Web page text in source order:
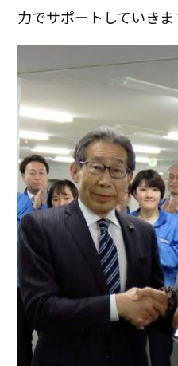
力でサポートしていきま